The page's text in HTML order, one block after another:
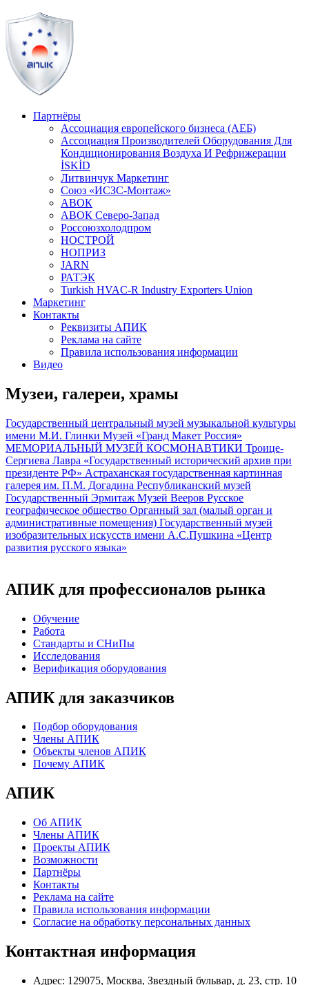
Партнёры
Ассоциация европейского бизнеса (АЕБ)
Aссоциация Производителей Оборудования Для
Кондиционирования Воздуха И Рефрижерации
İSKİD
Литвинчук Маркетинг
Союз «ИСЗС-Монтаж»
АВОК
АВОК Северо-Запад
Россоюзхолодпром
НОСТРОЙ
НОПРИЗ
JARN
РАТЭК
Turkish HVAC-R Industry Exporters Union
Маркетинг
Контакты
Реквизиты АПИК
Реклама на сайте
Правила использования информации
Видео
Музеи, галереи, храмы
Государственный центральный музей музыкальной культуры
имени М.И. Глинки Музей «Гранд Макет Россия»
МЕМОРИАЛЬНЫЙ МУЗЕЙ КОСМОНАВТИКИ Троице-
Сергиева Лавра «Государственный исторический архив при
президенте РФ» Астраханская государственная картинная
галерея им. П.М. Догадина Республиканский музей
Государственный Эрмитаж Музей Вееров Русское
географическое общество Органный зал (малый орган и
административные помещения) Государственный музей
изобразительных искусств имени А.С.Пушкина «Центр
развития русского языка»
АПИК для профессионалов рынка
Обучение
Работа
Стандарты и СНиПы
Исследования
Верификация оборудования
АПИК для заказчиков
Подбор оборудования
Члены АПИК
Объекты членов АПИК
Почему АПИК
АПИК
Об АПИК
Члены АПИК
Проекты АПИК
Возможности
Партнёры
Контакты
Реклама на сайте
Правила использования информации
Согласие на обработку персональных данных
Контактная информация
Адрес: 129075, Москва, Звездный бульвар, д. 23, стр. 10